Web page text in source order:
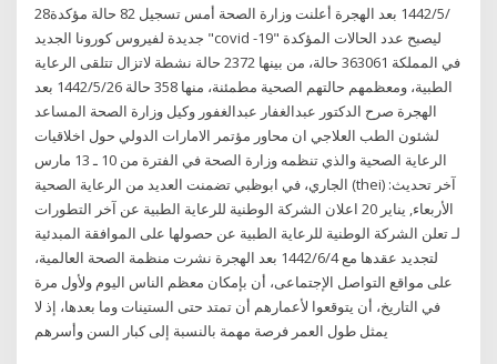
28‏‏/5‏‏/1442 بعد الهجرة أعلنت وزارة الصحة أمس تسجيل 82 حالة مؤكدة
جديدة لفيروس كورونا الجديد "covid -19" ليصبح عدد الحالات المؤكدة
في المملكة 363061 حالة، من بينها 2372 حالة نشطة لاتزال تتلقى الرعاية
الطبية، ومعظمهم حالتهم الصحية مطمئنة، منها 358 حالة 26‏‏/5‏‏/1442 بعد
الهجرة صرح الدكتور عبدالغفار عبدالغفور وكيل وزارة الصحة المساعد
لشئون الطب العلاجي ان محاور مؤتمر الامارات الدولي حول اخلاقيات
الرعاية الصحية والذي تنظمه وزارة الصحة في الفترة من 10 ـ 13 مارس
الجاري، في ابوظبي تضمنت العديد من الرعاية الصحية (thei) آخر تحديث:
الأربعاء, يناير 20 اعلان الشركة الوطنية للرعاية الطبية عن آخر التطورات
لـ تعلن الشركة الوطنية للرعاية الطبية عن حصولها على الموافقة المبدئية
لتجديد عقدها مع 4‏‏/6‏‏/1442 بعد الهجرة نشرت منظمة الصحة العالمية،
على مواقع التواصل الإجتماعى، أن بإمكان معظم الناس اليوم ولأول مرة
في التاريخ، أن يتوقعوا لأعمارهم أن تمتد حتى الستينات وما بعدها، إذ لا
يمثل طول العمر فرصة مهمة بالنسبة إلى كبار السن وأسرهم